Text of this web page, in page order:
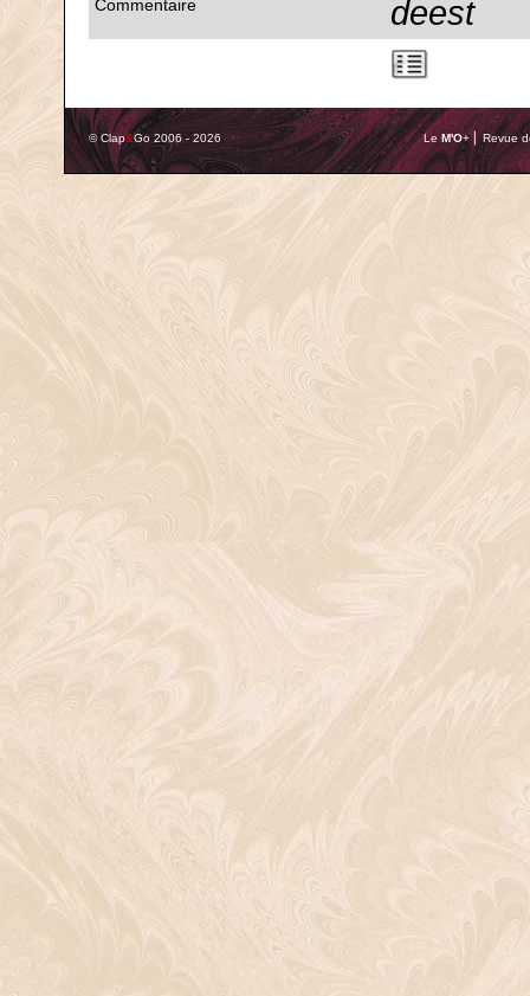
Commentaire deest
© Clap&Go 2006 - 2026 Le M'O+ ⎢ Revue